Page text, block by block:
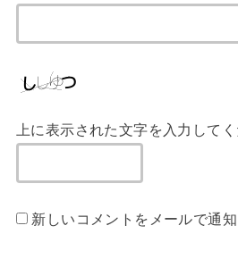
上に表示された文字を入力してく
新しいコメントをメールで通知